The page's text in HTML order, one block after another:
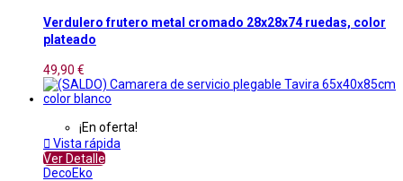
Verdulero frutero metal cromado 28x28x74 ruedas, color
plateado
49,90 €
¡En oferta!
 Vista rápida
Ver Detalle
DecoEko